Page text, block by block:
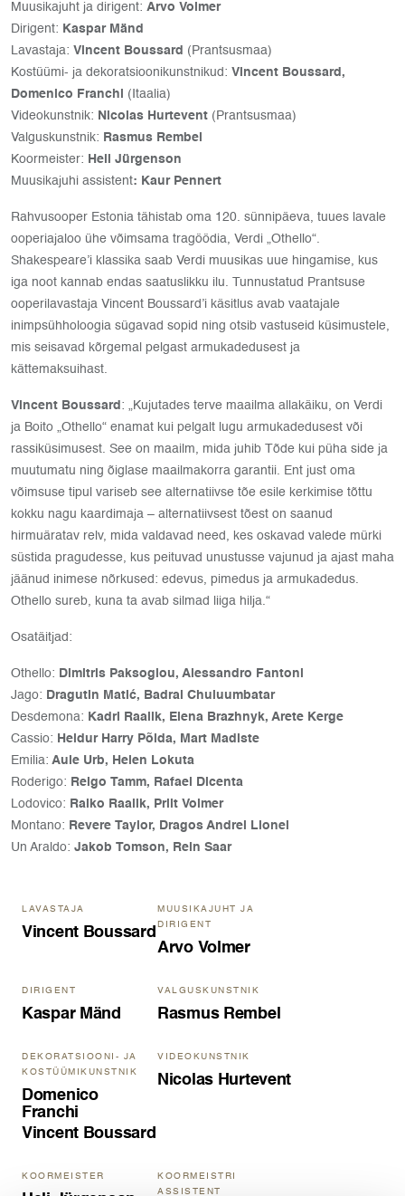
Muusikajuht ja dirigent: Arvo Volmer
Dirigent: Kaspar Mänd
Lavastaja: Vincent Boussard (Prantsusmaa)
Kostüümi- ja dekoratsioonikunstnikud: Vincent Boussard,
Domenico Franchi (Itaalia)
Videokunstnik: Nicolas Hurtevent (Prantsusmaa)
Valguskunstnik: Rasmus Rembel
Koormeister: Heli Jürgenson
Muusikajuhi assistent: Kaur Pennert
Rahvusooper Estonia tähistab oma 120. sünnipäeva, tuues lavale
ooperiajaloo ühe võimsama tragöödia, Verdi „Othello“.
Shakespeare’i klassika saab Verdi muusikas uue hingamise, kus
iga noot kannab endas saatuslikku ilu. Tunnustatud Prantsuse
ooperilavastaja Vincent Boussard’i käsitlus avab vaatajale
inimpsühholoogia sügavad sopid ning otsib vastuseid küsimustele,
mis seisavad kõrgemal pelgast armukadedusest ja
kättemaksuihast.
Vincent Boussard : „Kujutades terve maailma allakäiku, on Verdi
ja Boito „Othello“ enamat kui pelgalt lugu armukadedusest või
rassiküsimusest. See on maailm, mida juhib Tõde kui püha side ja
muutumatu ning õiglase maailmakorra garantii. Ent just oma
võimsuse tipul variseb see alternatiivse tõe esile kerkimise tõttu
kokku nagu kaardimaja – alternatiivsest tõest on saanud
hirmuäratav relv, mida valdavad need, kes oskavad valede mürki
süstida pragudesse, kus peituvad unustusse vajunud ja ajast maha
jäänud inimese nõrkused: edevus, pimedus ja armukadedus.
Othello sureb, kuna ta avab silmad liiga hilja.“
Osatäitjad:
Othello: Dimitris Paksoglou, Alessandro Fantoni
Jago: Dragutin Matić, Badral Chuluumbatar
Desdemona: Kadri Raalik, Elena Brazhnyk, Arete Kerge
Cassio: Heldur Harry Põlda, Mart Madiste
Emilia: Aule Urb, Helen Lokuta
Roderigo: Reigo Tamm, Rafael Dicenta
Lodovico: Raiko Raalik, Priit Volmer
Montano: Revere Taylor, Dragos Andrei Lionel
Un Araldo: Jakob Tomson, Rein Saar
LAVASTAJA
Vincent Boussard
MUUSIKAJUHT JA
DIRIGENT
Arvo Volmer
DIRIGENT
Kaspar Mänd
VALGUSKUNSTNIK
Rasmus Rembel
DEKORATSIOONI- JA
KOSTÜÜMIKUNSTNIK
Domenico
Franchi
Vincent Boussard
VIDEOKUNSTNIK
Nicolas Hurtevent
KOORMEISTER
KOORMEISTRI
ASSISTENT